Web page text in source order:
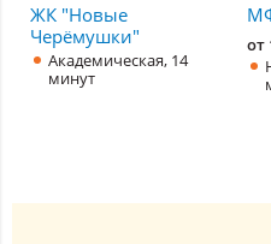
ЖК "Новые
Черёмушки"
Академическая, 14
минут
от